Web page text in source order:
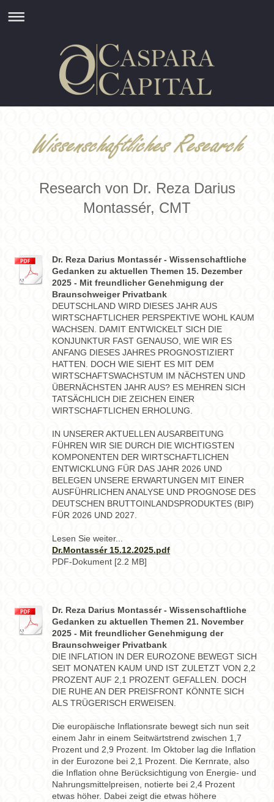
Research von Dr. Reza Darius
Montassér, CMT
Dr. Reza Darius Montassér - Wissenschaftliche
Gedanken zu aktuellen Themen 15. Dezember
2025 - Mit freundlicher Genehmigung der
Braunschweiger Privatbank
DEUTSCHLAND WIRD DIESES JAHR AUS
WIRTSCHAFTLICHER PERSPEKTIVE WOHL KAUM
WACHSEN. DAMIT ENTWICKELT SICH DIE
KONJUNKTUR FAST GENAUSO, WIE WIR ES
ANFANG DIESES JAHRES PROGNOSTIZIERT
HATTEN. DOCH WIE SIEHT ES MIT DEM
WIRTSCHAFTSWACHSTUM IM NÄCHSTEN UND
ÜBERNÄCHSTEN JAHR AUS? ES MEHREN SICH
TATSÄCHLICH DIE ZEICHEN EINER
WIRTSCHAFTLICHEN ERHOLUNG.
IN UNSERER AKTUELLEN AUSARBEITUNG
FÜHREN WIR SIE DURCH DIE WICHTIGSTEN
KOMPONENTEN DER WIRTSCHAFTLICHEN
ENTWICKLUNG FÜR DAS JAHR 2026 UND
BELEGEN UNSERE ERWARTUNGEN MIT EINER
AUSFÜHRLICHEN ANALYSE UND PROGNOSE DES
DEUTSCHEN BRUTTOINLANDSPRODUKTES (BIP)
FÜR 2026 UND 2027.
Lesen Sie weiter...
Dr.Montassér 15.12.2025.pdf
PDF-Dokument [2.2 MB]
Dr. Reza Darius Montassér - Wissenschaftliche
Gedanken zu aktuellen Themen 21. November
2025 - Mit freundlicher Genehmigung der
Braunschweiger Privatbank
DIE INFLATION IN DER EUROZONE BEWEGT SICH
SEIT MONATEN KAUM UND IST ZULETZT VON 2,2
PROZENT AUF 2,1 PROZENT GEFALLEN. DOCH
DIE RUHE AN DER PREISFRONT KÖNNTE SICH
ALS TRÜGERISCH ERWEISEN.
Die europäische Inflationsrate bewegt sich nun seit
einem Jahr in einem Seitwärtstrend zwischen 1,7
Prozent und 2,9 Prozent. Im Oktober lag die Inflation
in der Eurozone bei 2,1 Prozent. Die Kernrate, also
die Inflation ohne Berücksichtigung von Energie- und
Nahrungsmittelpreisen, notierte bei 2,4 Prozent
etwas höher. Dabei zeigt die etwas höhere